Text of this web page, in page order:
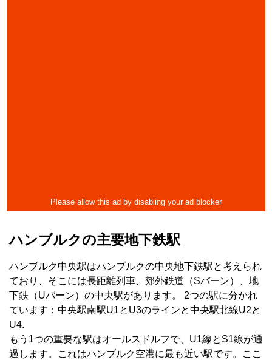
ハンブルクの主要地下鉄駅
ハンブルク中央駅はハンブルクの中央地下鉄駅と考えられ
ており、そこには長距離列車、郊外鉄道（Sバーン）、地
下鉄（Uバーン）の中央駅があります。 2つの駅に分かれ
ています：中央駅南駅U1とU3のラインと中央駅北線U2と
U4.
もう1つの重要な駅はオールスドルフで、U1線とS1線が通
過します。これはハンブルク空港に最も近い駅です。ここ